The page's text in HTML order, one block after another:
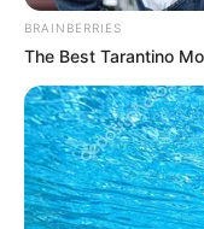
Azt a döntését
munkaadójával is
TV2-től. Ahogy
már nem érezte
Lemondtam a
tizennyolc ott
BRAINBERRIES
The Best Tarantino